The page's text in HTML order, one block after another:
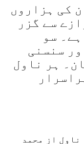
کی ہزاروں
سے گزر
سو
سنسنی
ہر ناول
ناول از محمد